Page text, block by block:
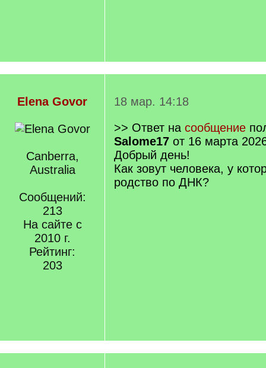
Elena Govor
Canberra,
Australia
Сообщений:
213
На сайте с
2010 г.
Рейтинг:
203
18 мар. 14:18
>> Ответ на сообщение
Salome17 от 16 марта
Добрый день!
Как зовут человека, у
родство по ДНК?